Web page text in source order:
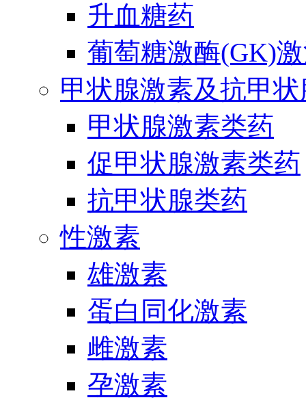
升血糖药
葡萄糖激酶(GK)
甲状腺激素及抗甲
甲状腺激素类药
促甲状腺激素类药
抗甲状腺类药
性激素
雄激素
蛋白同化激素
雌激素
孕激素